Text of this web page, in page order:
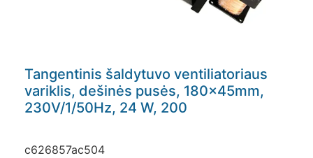
Tangentinis šaldytuvo ventiliatoriaus
variklis, dešinės pusės, 180x45mm,
230V/1/50Hz, 24 W, 200
c626857ac504